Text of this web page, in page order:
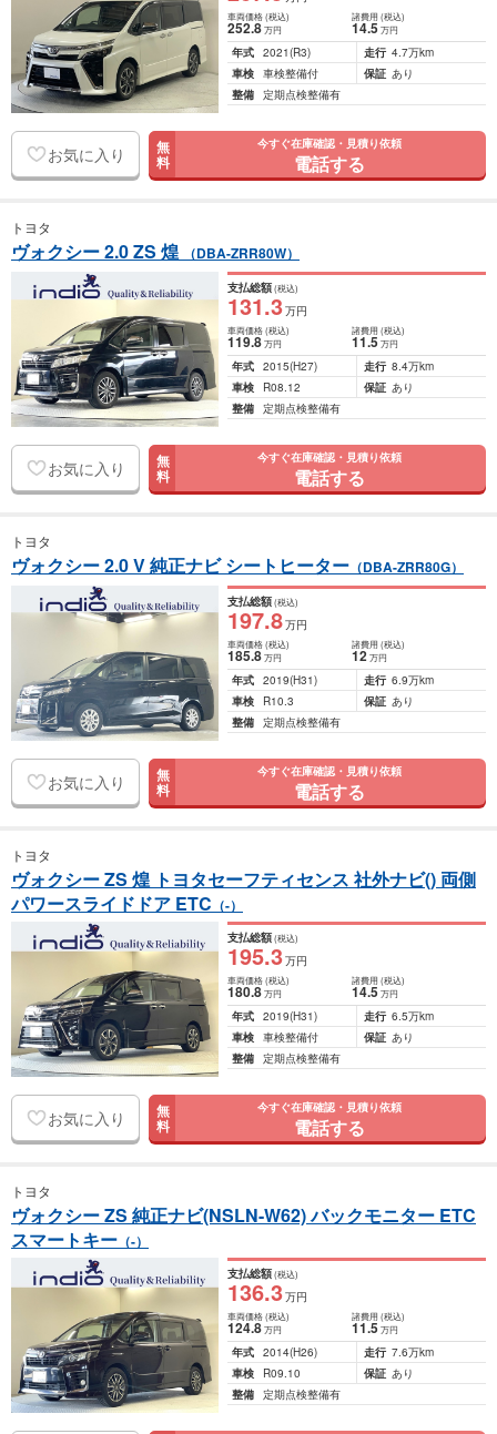
車両価格(税込)
252.8万円
諸費用 (税込)
14.5 万円
年式 2021(R3) 走行 4.7万km
車検 車検整備付 保証 あり
整備 定期点検整備有
お気に入り 無
料
今すぐ在庫確認・見積り依頼
電話する
トヨタ
ヴォクシー 2.0 ZS 煌 （DBA-ZRR80W）
支払総額(税込)
131.3万円
車両価格(税込)
119.8万円
諸費用 (税込)
11.5 万円
年式 2015(H27) 走行 8.4万km
車検
R08.12 保証 あり
整備 定期点検整備有
お気に入り 無
料
今すぐ在庫確認・見積り依頼
電話する
トヨタ
ヴォクシー 2.0 V 純正ナビ シートヒーター （DBA-ZRR80G）
支払総額(税込)
197.8万円
車両価格(税込)
185.8万円
諸費用 (税込)
12 万円
年式 2019(H31) 走行 6.9万km
車検
R10.3 保証 あり
整備 定期点検整備有
お気に入り 無
料
今すぐ在庫確認・見積り依頼
電話する
トヨタ
ヴォクシー ZS 煌 トヨタセーフティセンス 社外ナビ() 両側
パワースライドドア ETC （-）
支払総額(税込)
195.3万円
車両価格(税込)
180.8万円
諸費用 (税込)
14.5 万円
年式 2019(H31) 走行 6.5万km
車検 車検整備付 保証 あり
整備 定期点検整備有
お気に入り 無
料
今すぐ在庫確認・見積り依頼
電話する
トヨタ
ヴォクシー ZS 純正ナビ(NSLN-W62) バックモニター ETC
スマートキー （-）
支払総額(税込)
136.3万円
車両価格(税込)
124.8万円
諸費用 (税込)
11.5 万円
年式 2014(H26) 走行 7.6万km
車検
R09.10 保証 あり
整備 定期点検整備有